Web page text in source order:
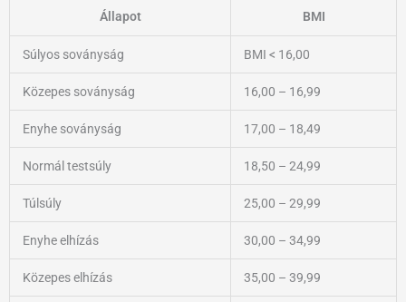
Állapot BMI
Súlyos soványság BMI < 16,00
Közepes soványság 16,00 – 16,99
Enyhe soványság 17,00 – 18,49
Normál testsúly 18,50 – 24,99
Túlsúly 25,00 – 29,99
Enyhe elhízás 30,00 – 34,99
Közepes elhízás 35,00 – 39,99